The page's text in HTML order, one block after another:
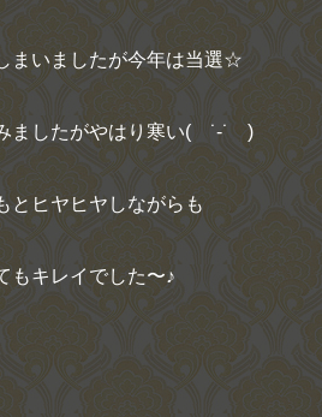
まいましたが今年は当選☆
ましたがやはり寒い( ˙-˙ )
とヒヤヒヤしながらも
もキレイでした〜♪